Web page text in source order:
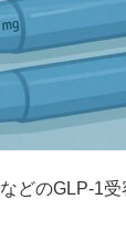
どのGLP-1